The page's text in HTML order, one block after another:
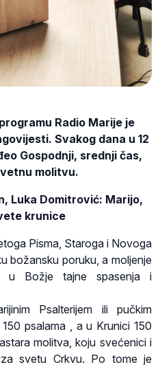
Radio Marije je
Svakog dana u 12
Gospodnji, srednji čas,
molitvu.
Luka Domitrović: Marijo,
krunice
Pisma, Staroga i Novoga
božansku poruku, a moljenje
u Božje tajne spasenja i
Psalterijem ili pučkim
psalama , a u Krunici 150
molitva, koju svećenici i
svetu Crkvu. Po tome je